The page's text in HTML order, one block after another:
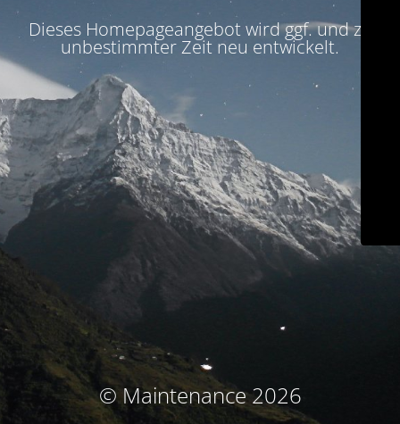
Dieses Homepageangebot wird ggf. und zu
unbestimmter Zeit neu entwickelt.
© Maintenance 2026